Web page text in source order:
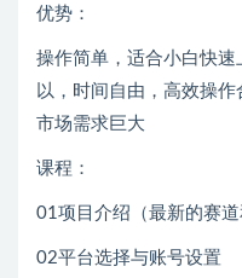
优势：
操作简单，适合小白快速
以，时间自由，高效操作
市场需求巨大
课程：
01项目介绍（最新的赛道
02平台选择与账号设置